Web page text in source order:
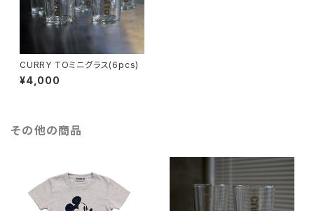
CURRY TOミニグラス(6pcs)
¥4,000
その他の商品